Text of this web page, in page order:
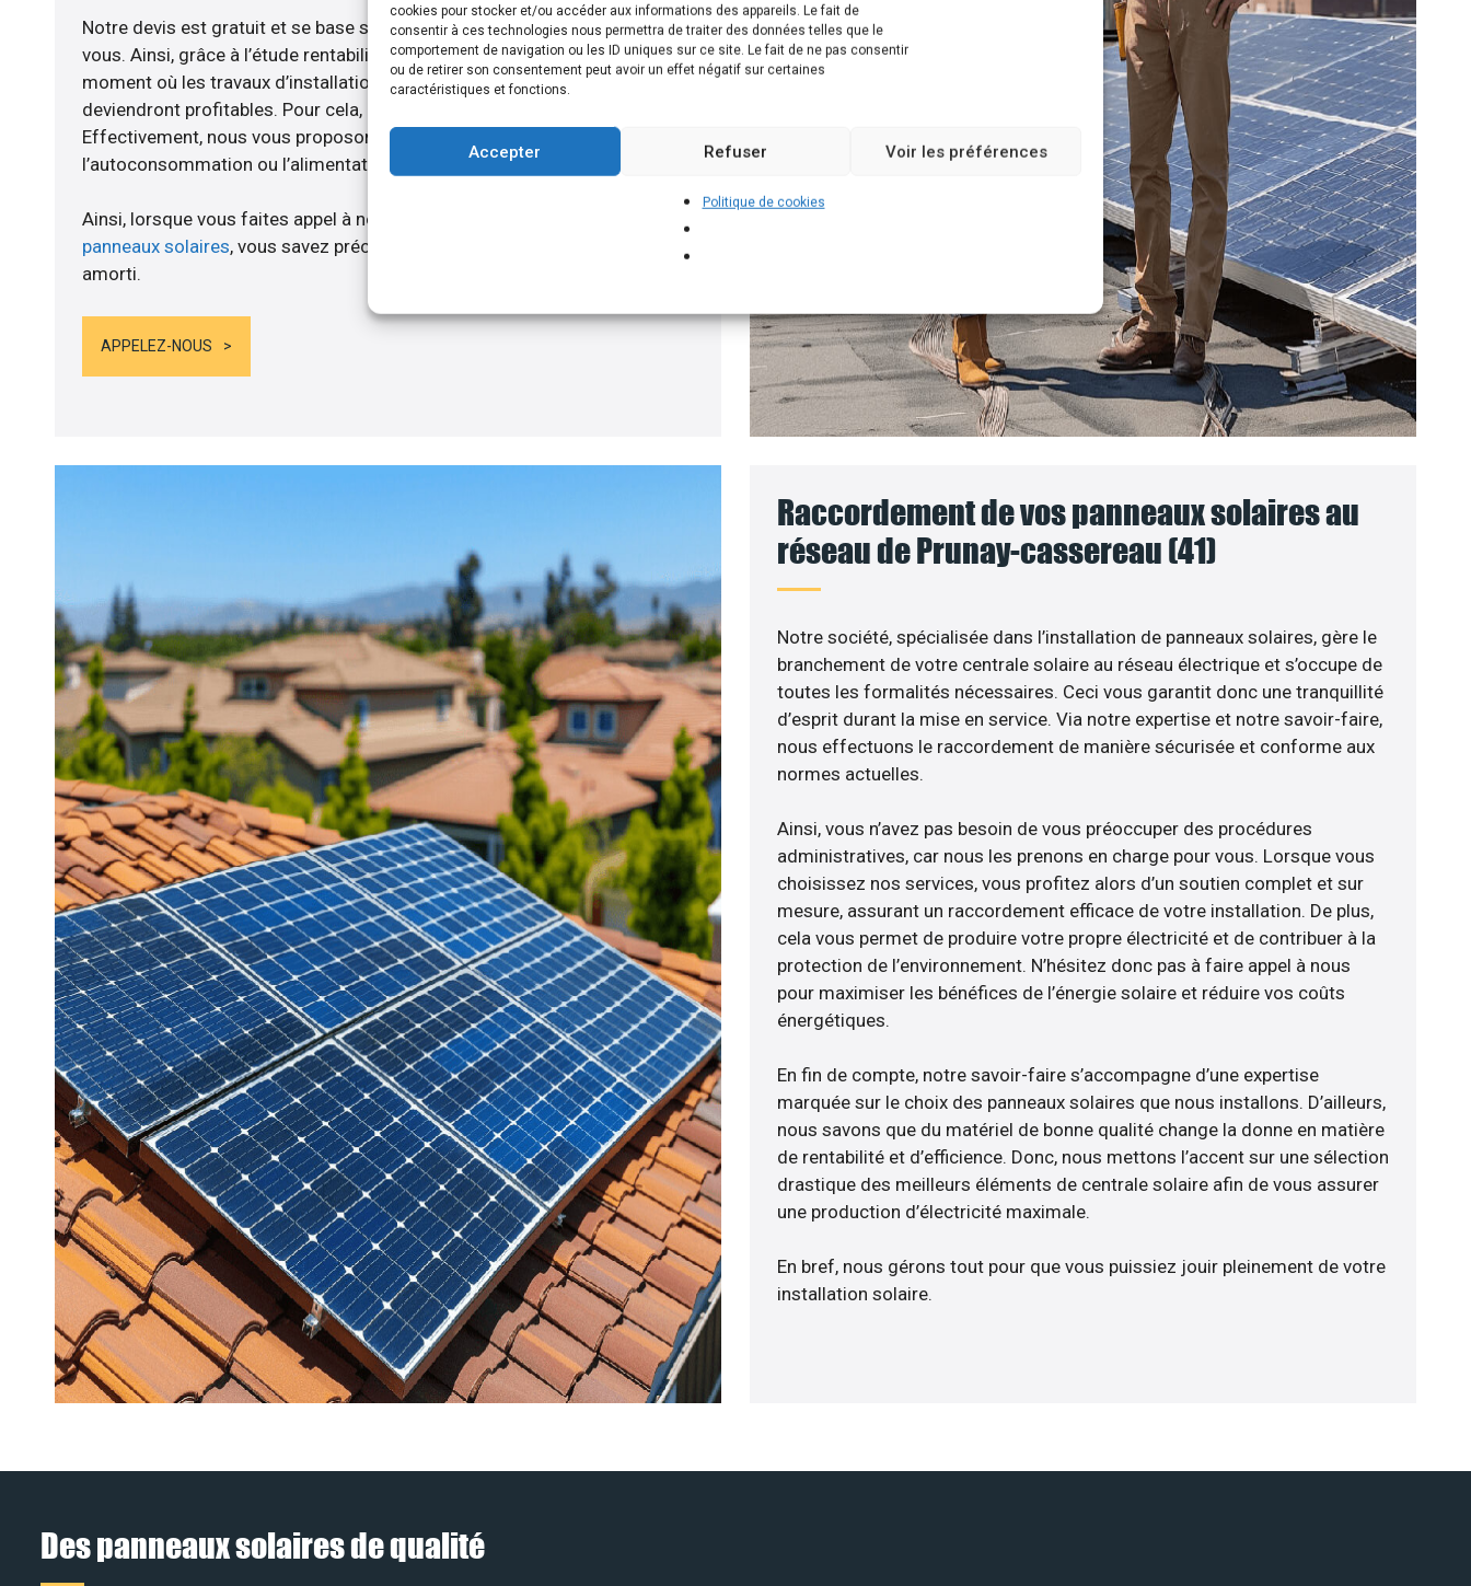
cookies pour stocker et/ou accéder aux informations des appareils. Le fait de
consentir à ces technologies nous permettra de traiter des données telles que le
comportement de navigation ou les ID uniques sur ce site. Le fait de ne pas consentir
ou de retirer son consentement peut avoir un effet négatif sur certaines
caractéristiques et fonctions.
Accepter Refuser Voir les préférences
Politique de cookies
Notre devis est gratuit et se base sur la configuration la plus efficace pour
vous. Ainsi, grâce à l’étude rentabilité menée, nous savons calculer le
moment où les travaux d’installation de panneaux solaire sur votre toit
deviendront profitables. Pour cela, nous disposons de plusieurs solutions.
Effectivement, nous vous proposons un branchement permettant
l’autoconsommation ou l’alimentation de batteries solaires, par exemple.
Ainsi, lorsque vous faites appel à notre entreprise pour installer vos
panneaux solaires, vous savez précisément quand le coût des travaux sera
amorti.
APPELEZ-NOUS
Raccordement de vos panneaux solaires au
réseau de Prunay-cassereau (41)
Notre société, spécialisée dans l’installation de panneaux solaires, gère le
branchement de votre centrale solaire au réseau électrique et s’occupe de
toutes les formalités nécessaires. Ceci vous garantit donc une tranquillité
d’esprit durant la mise en service. Via notre expertise et notre savoir-faire,
nous effectuons le raccordement de manière sécurisée et conforme aux
normes actuelles.
Ainsi, vous n’avez pas besoin de vous préoccuper des procédures
administratives, car nous les prenons en charge pour vous. Lorsque vous
choisissez nos services, vous profitez alors d’un soutien complet et sur
mesure, assurant un raccordement efficace de votre installation. De plus,
cela vous permet de produire votre propre électricité et de contribuer à la
protection de l’environnement. N’hésitez donc pas à faire appel à nous
pour maximiser les bénéfices de l’énergie solaire et réduire vos coûts
énergétiques.
En fin de compte, notre savoir-faire s’accompagne d’une expertise
marquée sur le choix des panneaux solaires que nous installons. D’ailleurs,
nous savons que du matériel de bonne qualité change la donne en matière
de rentabilité et d’efficience. Donc, nous mettons l’accent sur une sélection
drastique des meilleurs éléments de centrale solaire afin de vous assurer
une production d’électricité maximale.
En bref, nous gérons tout pour que vous puissiez jouir pleinement de votre
installation solaire.
Des panneaux solaires de qualité